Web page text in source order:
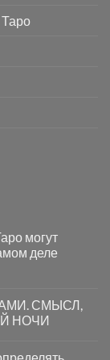
могут
деле
СМЫСЛ,
НОЧИ